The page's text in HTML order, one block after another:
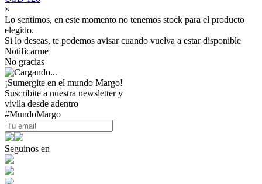
×
Lo sentimos, en este momento no tenemos stock para el producto
elegido.
Si lo deseas, te podemos avisar cuando vuelva a estar disponible
Notificarme
No gracias
¡Sumergite en el mundo Margo!
Suscribite a nuestra newsletter y
vivila desde adentro
#MundoMargo
Seguinos en